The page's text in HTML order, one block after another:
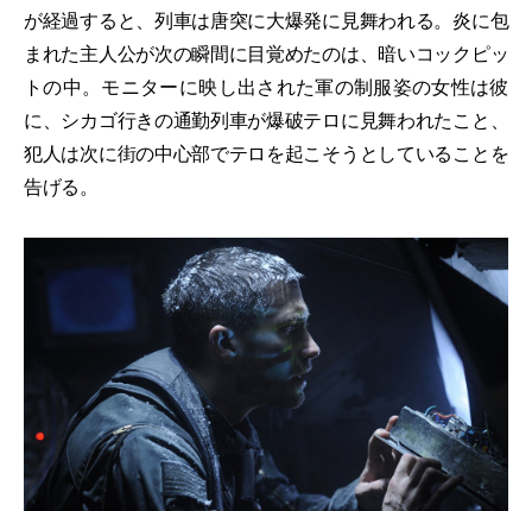
が経過すると、列車は唐突に大爆発に見舞われる。炎に包
まれた主人公が次の瞬間に目覚めたのは、暗いコックピッ
トの中。モニターに映し出された軍の制服姿の女性は彼
に、シカゴ行きの通勤列車が爆破テロに見舞われたこと、
犯人は次に街の中心部でテロを起こそうとしていることを
告げる。